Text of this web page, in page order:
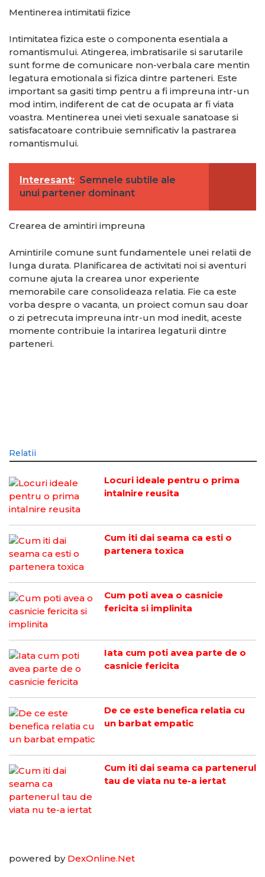
Mentinerea intimitatii fizice
Intimitatea fizica este o componenta esentiala a
romantismului. Atingerea, imbratisarile si sarutarile
sunt forme de comunicare non-verbala care mentin
legatura emotionala si fizica dintre parteneri. Este
important sa gasiti timp pentru a fi impreuna intr-un
mod intim, indiferent de cat de ocupata ar fi viata
voastra. Mentinerea unei vieti sexuale sanatoase si
satisfacatoare contribuie semnificativ la pastrarea
romantismului.
Interesant: Semnele subtile ale
unui partener dominant
Crearea de amintiri impreuna
Amintirile comune sunt fundamentele unei relatii de
lunga durata. Planificarea de activitati noi si aventuri
comune ajuta la crearea unor experiente
memorabile care consolideaza relatia. Fie ca este
vorba despre o vacanta, un proiect comun sau doar
o zi petrecuta impreuna intr-un mod inedit, aceste
momente contribuie la intarirea legaturii dintre
parteneri.
Relatii
Locuri ideale pentru o prima
intalnire reusita
Cum iti dai seama ca esti o
partenera toxica
Cum poti avea o casnicie
fericita si implinita
Iata cum poti avea parte de o
casnicie fericita
De ce este benefica relatia cu
un barbat empatic
Cum iti dai seama ca partenerul
tau de viata nu te-a iertat
powered by DexOnline.Net